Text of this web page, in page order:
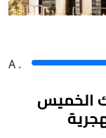
A .
الخميس